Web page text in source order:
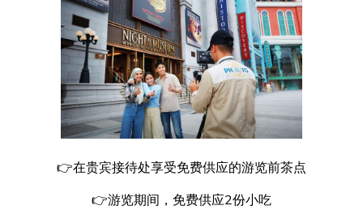
👉在贵宾接待处享受免费供应的游览前茶点
👉游览期间，免费供应2份小吃